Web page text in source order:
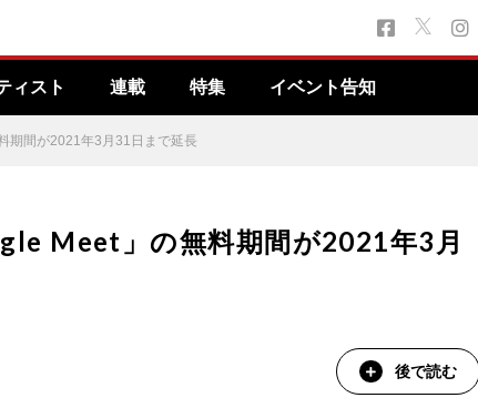
ィスト 連載 特集 イベント告知
期間が2021年3月31日まで延長
Meet」の無料期間が2021年3月
後で読む